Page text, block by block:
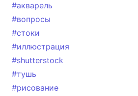
#акварель
#вопросы
#стоки
#иллюстрация
#shutterstock
#тушь
#рисование